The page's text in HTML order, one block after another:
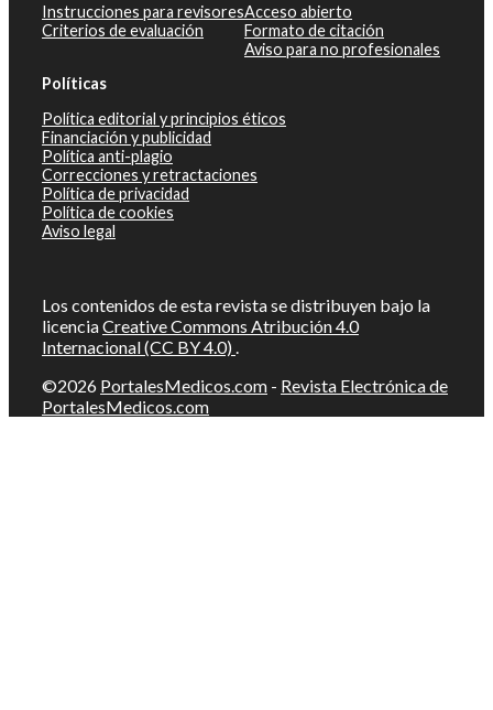
Instrucciones para revisores
Criterios de evaluación
Acceso abierto
Formato de citación
Aviso para no profesionales
Políticas
Política editorial y principios éticos
Financiación y publicidad
Política anti-plagio
Correcciones y retractaciones
Política de privacidad
Política de cookies
Aviso legal
Los contenidos de esta revista se distribuyen bajo la
licenciaCreative Commons Atribución 4.0
Internacional (CC BY 4.0) .
©2026 PortalesMedicos.com - Revista Electrónica de
PortalesMedicos.com